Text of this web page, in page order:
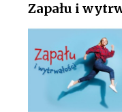
Zapału i